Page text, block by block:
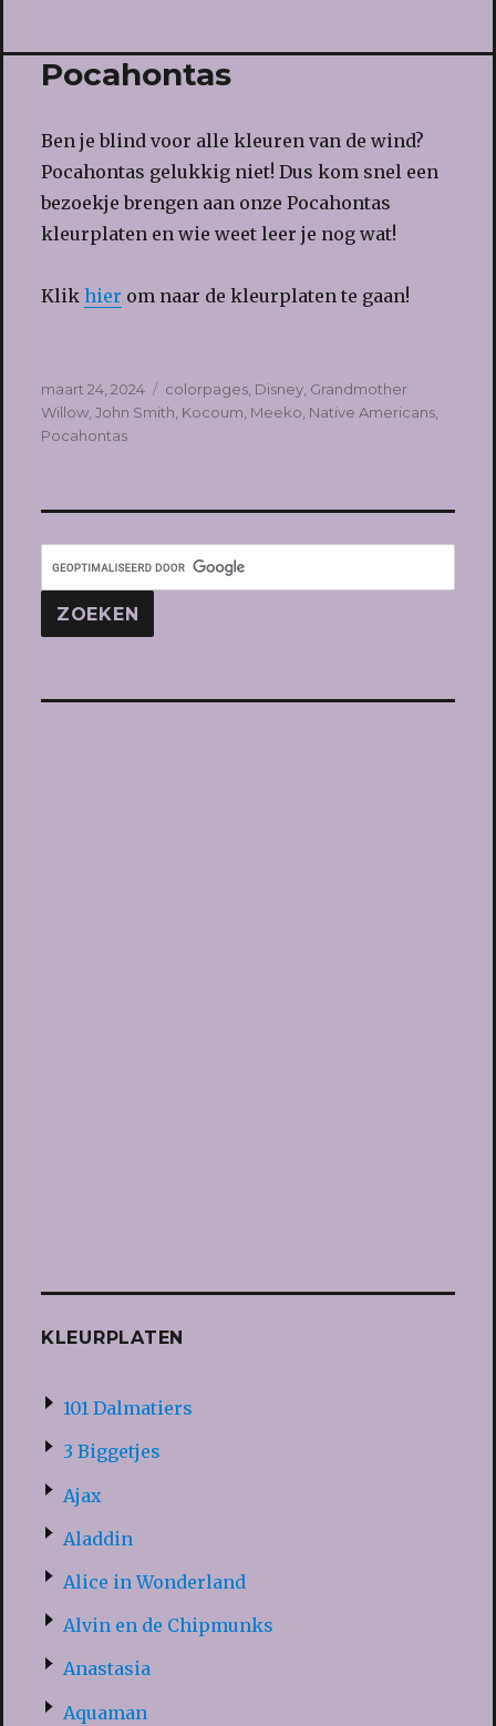
Pocahontas
Ben je blind voor alle kleuren van de wind?
Pocahontas gelukkig niet! Dus kom snel een
bezoekje brengen aan onze Pocahontas
kleurplaten en wie weet leer je nog wat!
Klik hier om naar de kleurplaten te gaan!
Geplaatst
op
maart 24, 2024 Tags
colorpages, Disney, Grandmother
Willow, John Smith Kocoum Meeko Native Americans,
Pocahontas
KLEURPLATEN
101 Dalmatiers
3 Biggetjes
Ajax
Aladdin
Alice in Wonderland
Alvin en de Chipmunks
Anastasia
Aquaman